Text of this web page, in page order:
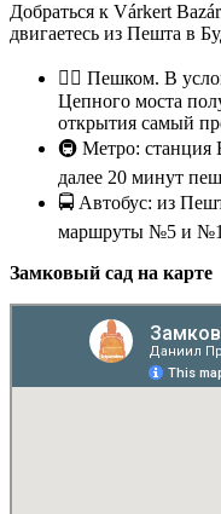
Добраться к Várkert
двигаетесь из Пешта в
🚶‍♂️ Пешком. В
Цепного моста
открытия самый
🚇 Метро: станция
далее 20 минут
🚍 Автобус: из
маршруты №5 и
Замковый сад на карте